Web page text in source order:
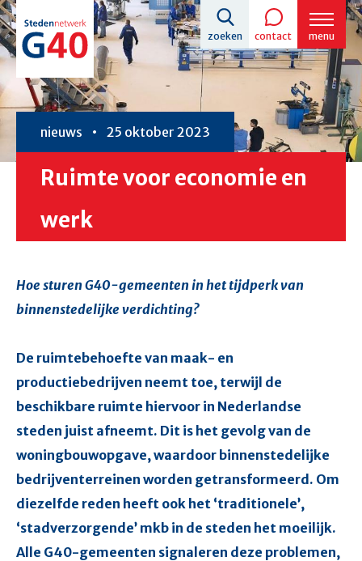
Overslaan
en
naar
de
inhoud
gaan
zoeken contact menu
Ruimte voor economie en
werk
nieuws 25 oktober 2023
Hoe sturen G40-gemeenten in het tijdperk van
binnenstedelijke verdichting?
De ruimtebehoefte van maak- en
productiebedrijven neemt toe, terwijl de
beschikbare ruimte hiervoor in Nederlandse
steden juist afneemt. Dit is het gevolg van de
woningbouwopgave, waardoor binnenstedelijke
bedrijventerreinen worden getransformeerd. Om
diezelfde reden heeft ook het ‘traditionele’,
‘stadverzorgende’ mkb in de steden het moeilijk.
Alle G40-gemeenten signaleren deze problemen,